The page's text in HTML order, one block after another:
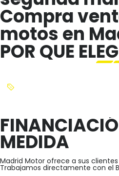
Compra
motos en
POR QUE
MEDIDA
Madrid Motor ofrece a sus
Trabajamos directamente con el